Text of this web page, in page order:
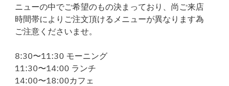
ニューの中でご希望のもの決まっており、尚ご来店
時間帯によりご注文頂けるメニューが異なります為
ご注意くださいませ。
8:30〜11:30 モーニング
11:30〜14:00 ランチ
14:00〜18:00カフェ